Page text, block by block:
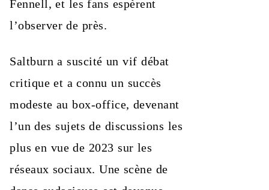
Fennell, et les fans espèrent
l’observer de près.
Saltburn a suscité un vif débat
critique et a connu un succès
modeste au box-office, devenant
l’un des sujets de discussions les
plus en vue de 2023 sur les
réseaux sociaux. Une scène de